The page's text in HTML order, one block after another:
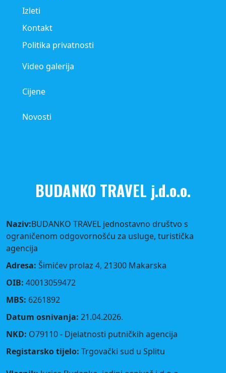
Izleti
Kontakt
Politika privatnosti
Video galerija
Cijene
Novosti
BUDANKO TRAVEL j.d.o.o.
Naziv:BUDANKO TRAVEL jednostavno društvo s
ograničenom odgovornošću za usluge, turistička
agencija
Adresa: Šimićev prolaz 4, 21300 Makarska
OIB: 40013059472
MBS: 6261892
Datum osnivanja: 21.04.2026.
NKD: O79110 - Djelatnosti putničkih agencija
Registarsko tijelo: Trgovački sud u Splitu